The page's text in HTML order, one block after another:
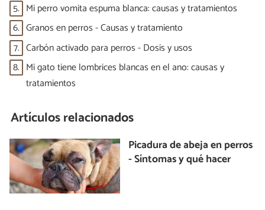
5. Mi perro vomita espuma blanca: causas y tratamientos
6. Granos en perros - Causas y tratamiento
7. Carbón activado para perros - Dosis y usos
8. Mi gato tiene lombrices blancas en el ano: causas y
tratamientos
Artículos relacionados
Picadura de abeja en perros
- Síntomas y qué hacer